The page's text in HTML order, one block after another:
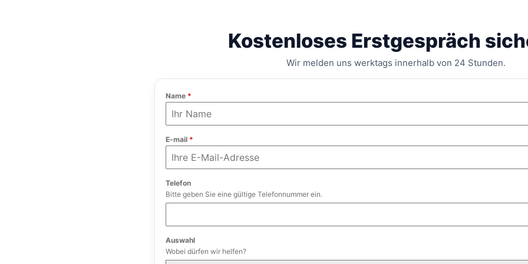
Kostenloses Erstgespräch
Wir melden uns werktags innerhalb von 24 Stunden.
Name *
E-mail *
Telefon
Bitte geben Sie eine gültige Telefonnummer ein.
Auswahl
Wobei dürfen wir helfen?